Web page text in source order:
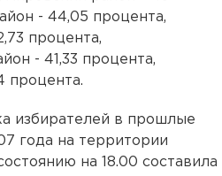
- 44,05 процента,
процента,
- 41,33 процента,
процента.
избирателей в прошлые
года на территории
на 18.00 составила